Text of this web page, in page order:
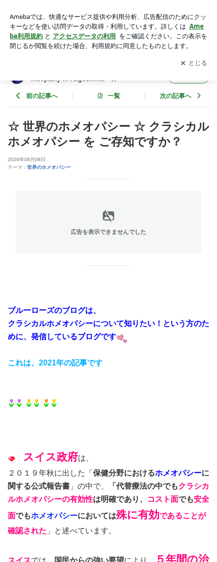
ですか？ | ホメオパシー鹿児島☆ Blue Rose ☆ Homeopa
thy in Kagoshima ☆
アプリをダウンロードして ブログの更新通知
を受け取りまし
ょう。
開く
meopathy in Kagoshima ☆
前の記事へ 一覧 次の記事へ
☆ 世界のホメオパシー ☆ クラシカル
ホメオパシー を ご存知ですか？
2026年08月08日
テーマ： 世界のホメオパシー
広告を表示できませんでした
ブルーローズのブログは、
クラシカルホメオパシーについて知りたい！ という方のた
めに、 発信しているブログです
これは、2021年の記事です
スイス政府は、
２０１９年秋に出した「 保健分野におけるホメオパシーに
関する公式報告書 」の中で、 「代替療法の中でもクラシカ
ルホメオパシーの有効性は明確であり、 コスト面でも安全
面でもホメオパシーにおいては殊に有効であることが
確認された 」と述べています。
スイスでは、 国民からの強い要望により、
５年間の治